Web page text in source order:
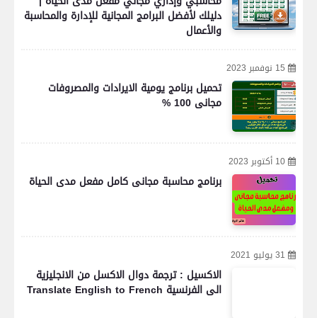
دليلك لأفضل البرامج المجانية للإدارة والمحاسبة
والأعمال
15 نوفمبر 2023
تحميل برنامج يومية الايرادات والمصروفات
مجانى 100 %
10 أكتوبر 2023
برنامج محاسبة مجانى كامل مفعل مدى الحياة
31 يوليو 2021
الاكسيل : ترجمة دوال الاكسل من الانجليزية
الى الفرنسية Translate English to French